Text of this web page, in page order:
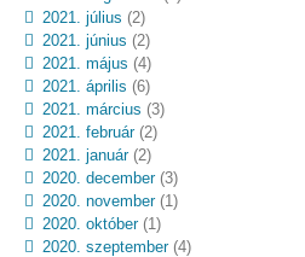
2021. július (2)
2021. június (2)
2021. május (4)
2021. április (6)
2021. március (3)
2021. február(2)
2021. január(2)
2020. december(3)
2020. november(1)
2020. október(1)
2020. szeptember(4)